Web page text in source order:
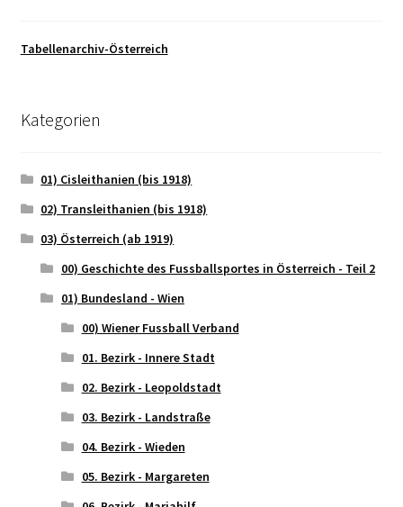
Tabellenarchiv-Österreich
Kategorien
01) Cisleithanien (bis 1918)
02) Transleithanien (bis 1918)
03) Österreich (ab 1919)
00) Geschichte des Fussballsportes in Österreich - Teil 2
01) Bundesland - Wien
00) Wiener Fussball Verband
01. Bezirk - Innere Stadt
02. Bezirk - Leopoldstadt
03. Bezirk - Landstraße
04. Bezirk - Wieden
05. Bezirk - Margareten